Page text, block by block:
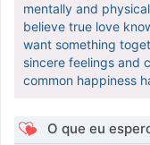
mentally and
believe true love
want something
sincere feelings and
common happiness
O que eu